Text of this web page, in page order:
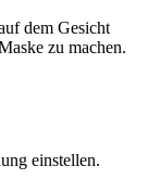
dem Gesicht
zu machen.
einstellen.